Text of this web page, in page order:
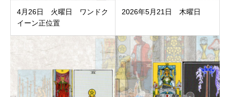
4月26日 火曜日 ワンドク
イーン正位置
2026年5月21日 木曜日